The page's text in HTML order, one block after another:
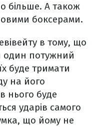
більше. А також
боксерами.
в тому, що
один потужний
буде тримати
на його
нього буде
ударів самого
що йому не